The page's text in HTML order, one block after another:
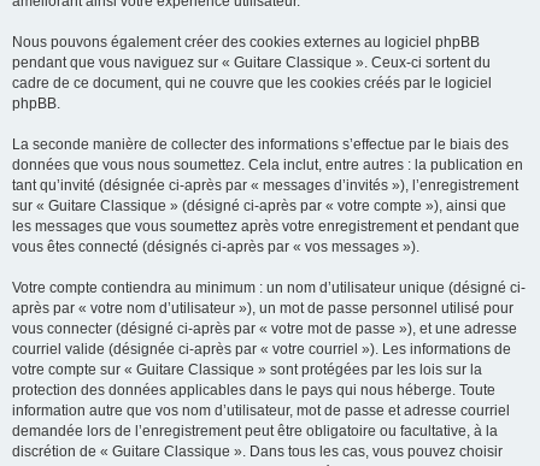
Nous pouvons également créer des cookies externes au logiciel phpBB
pendant que vous naviguez sur « Guitare Classique ». Ceux-ci sortent du
cadre de ce document, qui ne couvre que les cookies créés par le logiciel
phpBB.
La seconde manière de collecter des informations s’effectue par le biais des
données que vous nous soumettez. Cela inclut, entre autres : la publication en
tant qu’invité (désignée ci-après par « messages d’invités »), l’enregistrement
sur « Guitare Classique » (désigné ci-après par « votre compte »), ainsi que
les messages que vous soumettez après votre enregistrement et pendant que
vous êtes connecté (désignés ci-après par « vos messages »).
Votre compte contiendra au minimum : un nom d’utilisateur unique (désigné ci-
après par « votre nom d’utilisateur »), un mot de passe personnel utilisé pour
vous connecter (désigné ci-après par « votre mot de passe »), et une adresse
courriel valide (désignée ci-après par « votre courriel »). Les informations de
votre compte sur « Guitare Classique » sont protégées par les lois sur la
protection des données applicables dans le pays qui nous héberge. Toute
information autre que vos nom d’utilisateur, mot de passe et adresse courriel
demandée lors de l’enregistrement peut être obligatoire ou facultative, à la
discrétion de « Guitare Classique ». Dans tous les cas, vous pouvez choisir